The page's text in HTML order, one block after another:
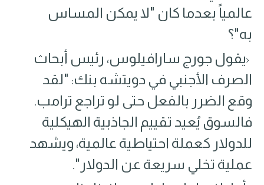
عالمياً بعدما كان "لا يمكن المساس
به"؟
يقول جورج سارافيلوس، رئيس أبحاث
الصرف الأجنبي في دويتشه بنك: "لقد
وقع الضرر بالفعل حتى لو تراجع ترامب.
فالسوق يُعيد تقييم الجاذبية الهيكلية
للدولار كعملة احتياطية عالمية، ويشهد
عملية تخلي سريعة عن الدولار".